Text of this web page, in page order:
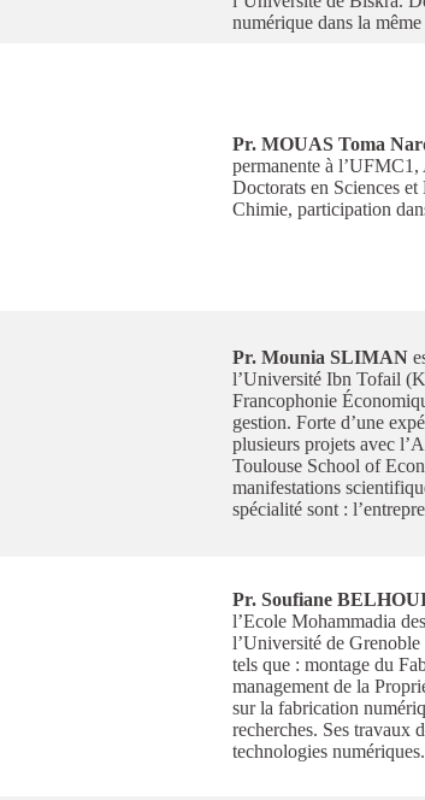
numérique dans la
Pr. MOUAS Toma
permanente à
Doctorats en Sciences
Chimie, participation
Pr. Mounia SLIMAN
l’Université Ibn Tofail
Francophonie
gestion. Forte d’une
plusieurs projets avec
Toulouse School of
manifestations
spécialité sont :
Pr. Soufiane
l’Ecole Mohammadia
l’Université de
tels que : montage du
management de la
sur la fabrication
recherches. Ses travaux
technologies numériques.